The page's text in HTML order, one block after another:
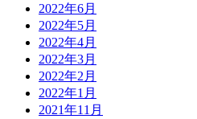
2022年6月
2022年5月
2022年4月
2022年3月
2022年2月
2022年1月
2021年11月